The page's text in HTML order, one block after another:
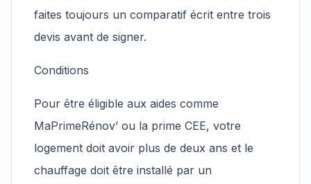
faites toujours un comparatif écrit entre trois
devis avant de signer.
Conditions
Pour être éligible aux aides comme
MaPrimeRénov’ ou la prime CEE, votre
logement doit avoir plus de deux ans et le
chauffage doit être installé par un